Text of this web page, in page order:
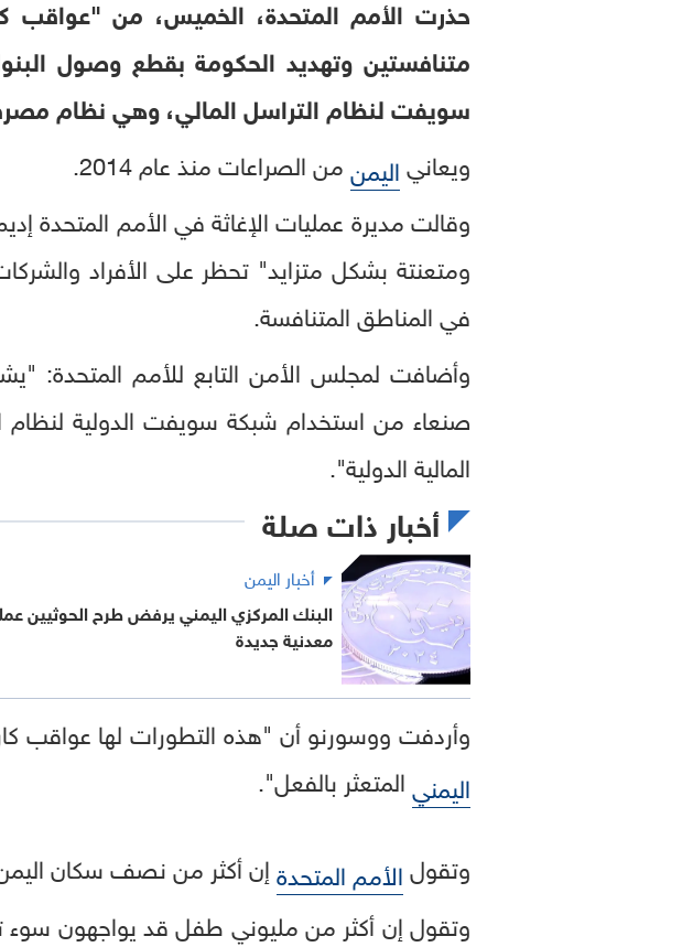
حذرت الأمم المتحدة، الخميس، من "عواقب
متنافستين وتهديد الحكومة بقطع وصول
سويفت لنظام التراسل المالي، وهي نظام
ويعانياليمنمن الصراعات منذ عام 2014.
وقالت مديرة عمليات الإغاثة في الأمم المتحدة
ومتعنتة بشكل متزايد" تحظر على الأفراد
في المناطق المتنافسة.
وأضافت لمجلس الأمن التابع للأمم المتحدة:
صنعاء من استخدام شبكة سويفت الدولية لنظام
المالية الدولية".
أخبار ذات صلة
أخبار اليمن
البنك المركزي اليمني يرفض طرح الحوثيين
معدنية جديدة
وأردفت ووسورنو أن "هذه التطورات لها عواقب
اليمنيالمتعثر بالفعل".
وتقولالأمم المتحدةإن أكثر من نصف سكان اليمن، نحو 18 مليون نسمة، بحاجة إلى
وتقول إن أكثر من مليوني طفل قد يواجهون سوء